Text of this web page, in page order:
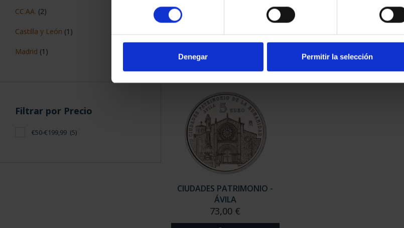
consentimiento
Denegar Permitir la selección
CC.AA. (2)
Castilla y León (1)
Madrid (1)
Filtrar por Precio
€50-€199,99 (5)
CIUDADES PATRIMONIO -
CIUDADES PATRIMONIO -
ALCALÁ DE HENARES
CIUDADES PATRIMONIO -
ÁVILA
73,00 €